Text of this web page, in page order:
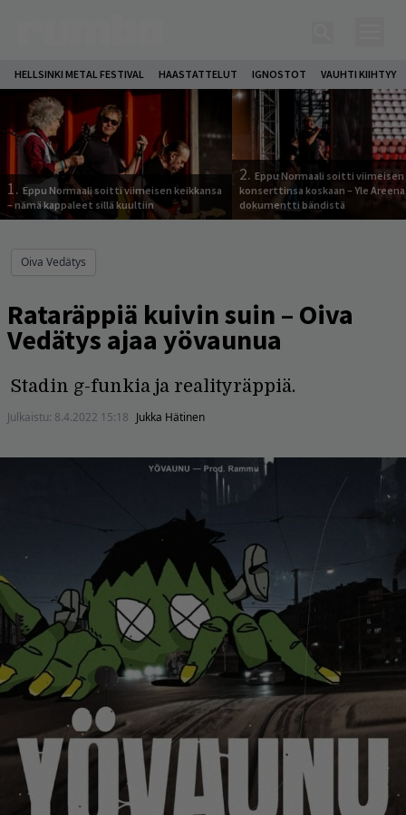
HELLSINKI METAL FESTIVAL HAASTATTELUT IGNOSTOT VAUHTI KIIHTYY
1. Eppu Normaali soitti viimeisen keikkansa
– nämä kappaleet sillä kuultiin
2. Eppu Normaali soitti viimeisen
konserttinsa koskaan – Yle
dokumentti bändistä
Oiva Vedätys
Rataräppiä kuivin suin – Oiva
Vedätys ajaa yövaunua
Stadin g-funkia ja realityräppiä.
Julkaistu: 8.4.2022 15:18 Jukka Hätinen